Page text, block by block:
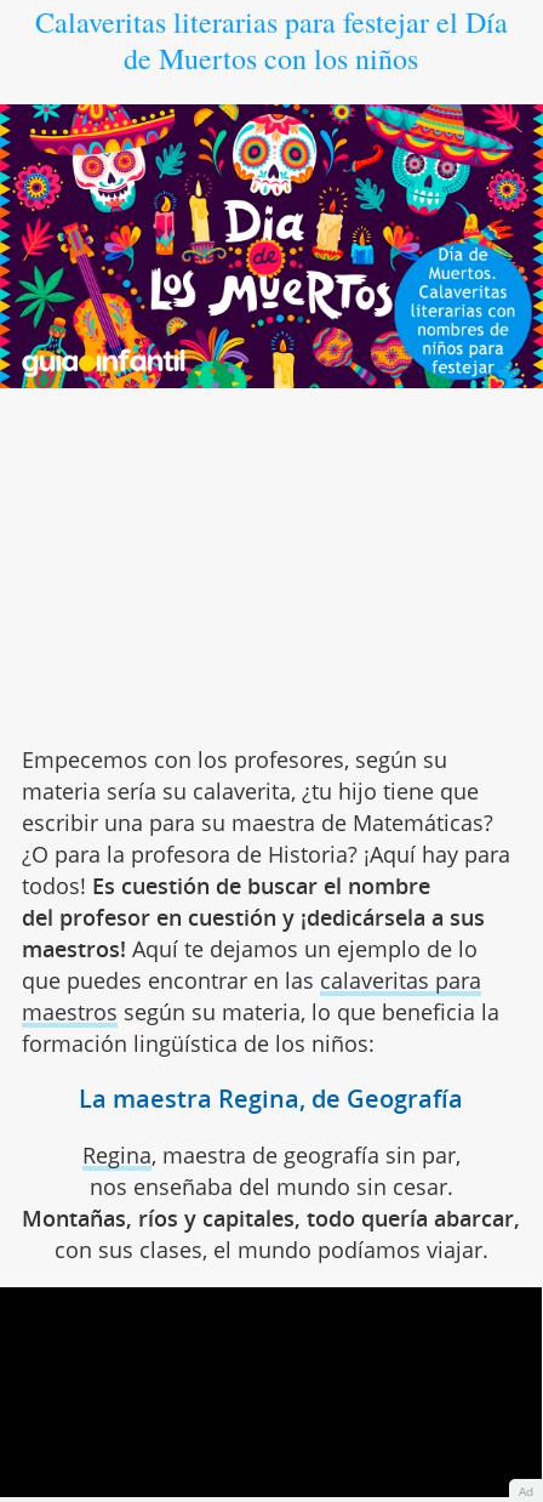
Calaveritas literarias para festejar el Día
de Muertos con los niños
Empecemos con los profesores, según su
materia sería su calaverita, ¿tu hijo tiene que
escribir una para su maestra de Matemáticas?
¿O para la profesora de Historia? ¡Aquí hay para
todos! Es cuestión de buscar el nombre
del profesor en cuestión y ¡dedicársela a sus
maestros! Aquí te dejamos un ejemplo de lo
que puedes encontrar en las calaveritas para
maestros según su materia, lo que beneficia la
formación lingüística de los niños:
La maestra Regina, de Geografía
Regina, maestra de geografía sin par,
nos enseñaba del mundo sin cesar.
Montañas, ríos y capitales, todo quería abarcar,
con sus clases, el mundo podíamos viajar.
Ad